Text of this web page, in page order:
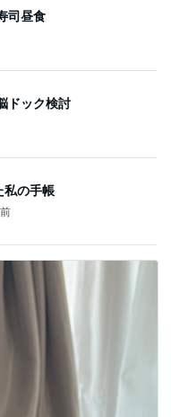
司昼食
ドック検討
私の手帳